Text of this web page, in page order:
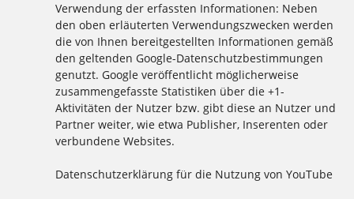
Verwendung der erfassten Informationen: Neben
den oben erläuterten Verwendungszwecken werden
die von Ihnen bereitgestellten Informationen gemäß
den geltenden Google-Datenschutzbestimmungen
genutzt. Google veröffentlicht möglicherweise
zusammengefasste Statistiken über die +1-
Aktivitäten der Nutzer bzw. gibt diese an Nutzer und
Partner weiter, wie etwa Publisher, Inserenten oder
verbundene Websites.
Datenschutzerklärung für die Nutzung von YouTube